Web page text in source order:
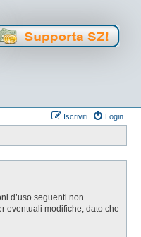
avanzata
Login
Iscriviti
d’uso seguenti non
eventuali modifiche, dato che